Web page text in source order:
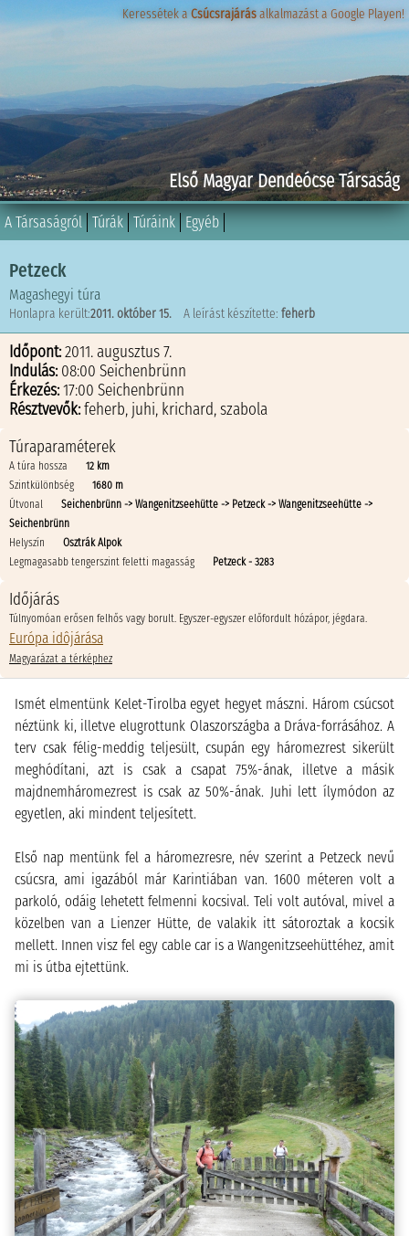
Első Magyar Dendeócse Társaság
Keressétek aCsúcsrajárásalkalmazást a Google Playen!
Keressétek aCsúcsrajárásalkalmazást a Google Playen!
A Társaságról Túrák Túráink Egyéb
Petzeck
Magashegyi túra
Honlapra került:2011. október 15. A leírást készítette: feherb
Időpont:2011. augusztus 7.
Indulás: 08:00 Seichenbrünn
Érkezés:17:00 Seichenbrünn
Résztvevők:feherb, juhi, krichard,szabola
Túraparaméterek
A túra hossza
12 km
Szintkülönbség
1680 m
Útvonal
Seichenbrünn -> Wangenitzseehütte -> Petzeck -> Wangenitzseehütte ->
Seichenbrünn
Helyszín
Osztrák Alpok
Legmagasabb tengerszint feletti magasság
Petzeck - 3283
Időjárás
Túlnyomóan erősen felhős vagy borult. Egyszer-egyszer előfordult hózápor, jégdara.
Európa idôjárása
Magyarázat a térképhez
Ismét elmentünk Kelet-Tirolba egyet hegyet mászni. Három csúcsot
néztünk ki, illetve elugrottunk Olaszországba a Dráva-forrásához. A
terv csak félig-meddig teljesült, csupán egy háromezrest sikerült
meghódítani, azt is csak a csapat 75%-ának, illetve a másik
majdnemháromezrest is csak az 50%-ának. Juhi lett ílymódon az
egyetlen, aki mindent teljesített.
Első nap mentünk fel a háromezresre, név szerint a Petzeck nevű
csúcsra, ami igazából már Karintiában van. 1600 méteren volt a
parkoló, odáig lehetett felmenni kocsival. Teli volt autóval, mivel a
közelben van a Lienzer Hütte, de valakik itt sátoroztak a kocsik
mellett. Innen visz fel egy cable car is a Wangenitzseehüttéhez, amit
mi is útba ejtettünk.